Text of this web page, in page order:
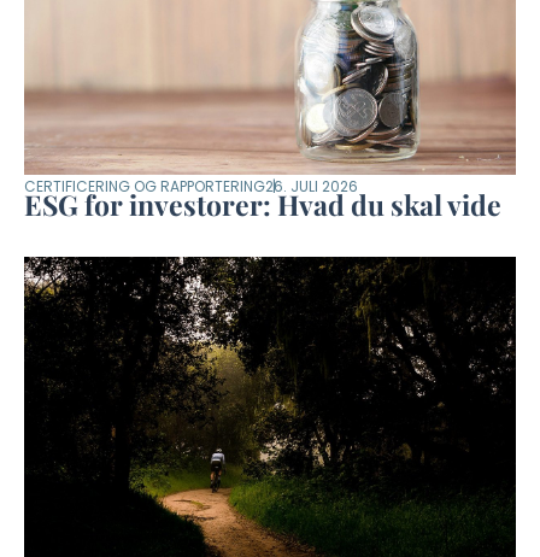
CERTIFICERING OG RAPPORTERING26. JULI 2026
ESG for investorer: Hvad du skal vide